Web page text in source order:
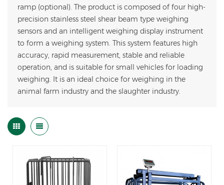
ramp (optional). The product is composed of four high-
precision stainless steel shear beam type weighing
sensors and an intelligent weighing display instrument
to form a weighing system. This system features high
accuracy, rapid measurement, stable and reliable
operation, and is suitable for small vehicles for loading
weighing. It is an ideal choice for weighing in the
animal farm industry and the slaughter industry.